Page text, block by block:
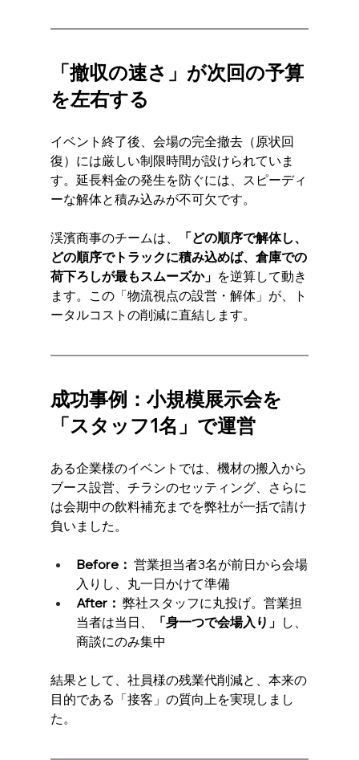
「撤収の速さ」が次回の予算
を左右する
イベント終了後、会場の完全撤去（原状回
復）には厳しい制限時間が設けられていま
す。延長料金の発生を防ぐには、スピーディ
ーな解体と積み込みが不可欠です。
渓濱商事のチームは、
「どの順序で解体し、
どの順序でトラックに積み込めば、倉庫での
荷下ろしが最もスムーズか」 を逆算して動き
ます。この「物流視点の設営・解体」が、ト
ータルコストの削減に直結します。
成功事例：小規模展示会を
「スタッフ1名」で運営
ある企業様のイベントでは、機材の搬入から
ブース設営、チラシのセッティング、さらに
は会期中の飲料補充までを弊社が一括で請け
負いました。
Before： 営業担当者3名が前日から会場
入りし、丸一日かけて準備
After： 弊社スタッフに丸投げ。営業担
当者は当日、
「身一つで会場入り」 し、
商談にのみ集中
結果として、社員様の残業代削減と、本来の
目的である「接客」の質向上を実現しまし
た。